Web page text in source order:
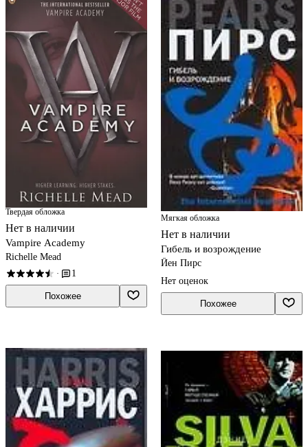
Твердая обложка
Нет в наличии
Vampire Academy
Richelle Mead
· 1
Похожее
Мягкая обложка
Нет в наличии
Гибель и возрождение
Йен Пирс
Нет оценок
Похожее